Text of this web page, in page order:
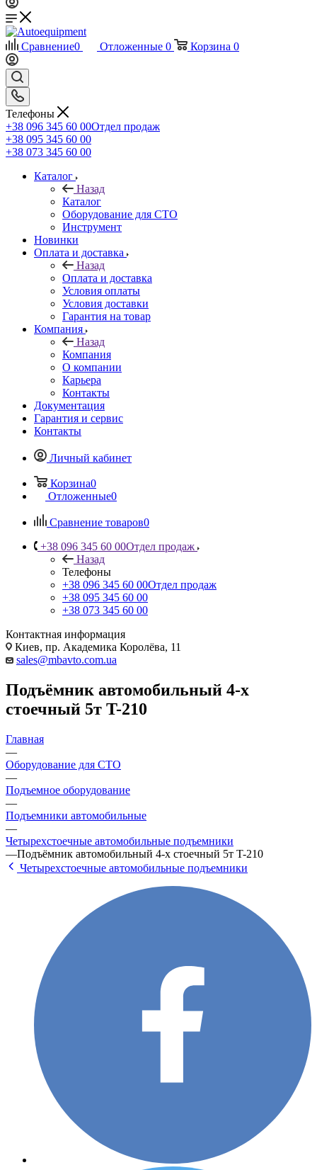
Сравнение0 Отложенные 0 Корзина 0
Телефоны
+38 096 345 60 00Отдел продаж
+38 095 345 60 00
+38 073 345 60 00
Каталог
Назад
Каталог
Оборудование для СТО
Инструмент
Новинки
Оплата и доставка
Назад
Оплата и доставка
Условия оплаты
Условия доставки
Гарантия на товар
Компания
Назад
Компания
О компании
Карьера
Контакты
Документация
Гарантия и сервис
Контакты
Личный кабинет
Корзина0
Отложенные0
Сравнение товаров0
+38 096 345 60 00Отдел продаж
Назад
Телефоны
+38 096 345 60 00Отдел продаж
+38 095 345 60 00
+38 073 345 60 00
Контактная информация
Киев, пр. Академика Королёва, 11
sales@mbavto.com.ua
Подъёмник автомобильный 4-х
стоечный 5т T-210
Главная
—
Оборудование для СТО
—
Подъемное оборудование
—
Подъемники автомобильные
—
Четырехстоечные автомобильные подъемники
—Подъёмник автомобильный 4-х стоечный 5т T-210
Четырехстоечные автомобильные подъемники